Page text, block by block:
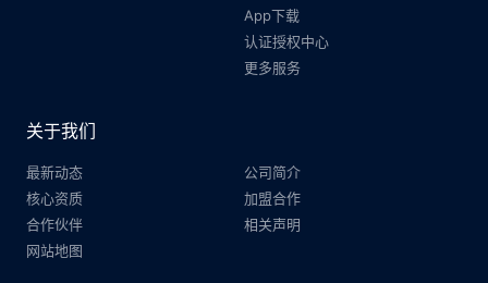
App下载
认证授权中心
更多服务
关于我们
最新动态
公司简介
核心资质
加盟合作
合作伙伴
相关声明
网站地图